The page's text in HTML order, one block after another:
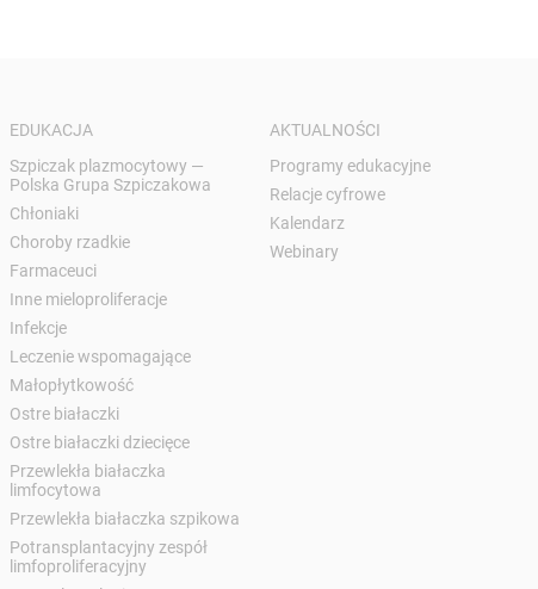
EDUKACJA
Szpiczak plazmocytowy —
Polska Grupa Szpiczakowa
Chłoniaki
Choroby rzadkie
Farmaceuci
Inne mieloproliferacje
Infekcje
Leczenie wspomagające
Małopłytkowość
Ostre białaczki
Ostre białaczki dziecięce
Przewlekła białaczka
limfocytowa
Przewlekła białaczka szpikowa
Potransplantacyjny zespół
limfoproliferacyjny
AKTUALNOŚCI
Programy edukacyjne
Relacje cyfrowe
Kalendarz
Webinary